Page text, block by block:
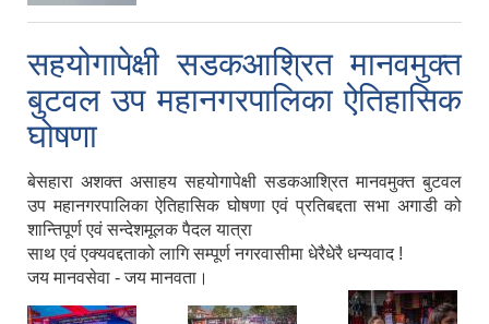
सहयोगापेक्षी सडकआश्रित मानवमुक्त
बुटवल उप महानगरपालिका ऐतिहासिक
घोषणा
बेसहारा अशक्त असाहय सहयोगापेक्षी सडकआश्रित मानवमुक्त बुटवल
उप महानगरपालिका ऐतिहासिक घोषणा एवं प्रतिबद्दता सभा अगाडी को
शान्तिपूर्ण एवं सन्देशमूलक पैदल यात्रा
साथ एवं एक्यवद्दताको लागि सम्पूर्ण नगरवासीमा धेरैधेरै धन्यवाद !
जय मानवसेवा - जय मानवता।